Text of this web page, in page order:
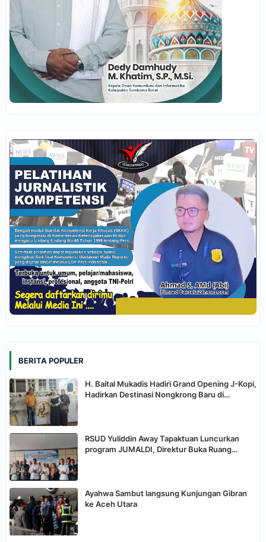
BERITA POPULER
H. Baital Mukadis Hadiri Grand Opening J-Kopi,
Hadirkan Destinasi Nongkrong Baru di
RSUD Yuliddin Away Tapaktuan Luncurkan
program JUMALDI, Direktur Buka Ruang
Ayahwa Sambut langsung Kunjungan Gibran
ke Aceh Utara